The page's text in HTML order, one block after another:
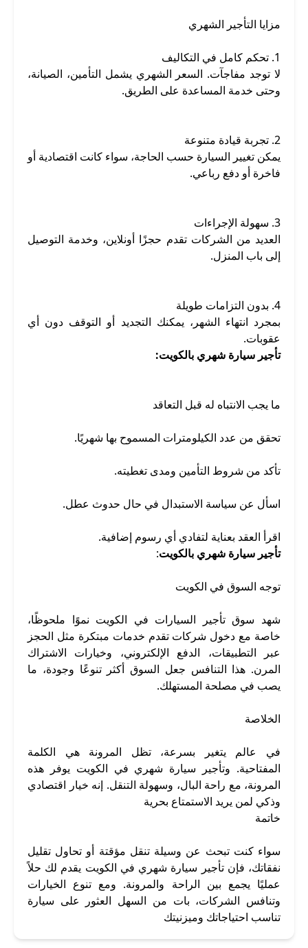
مزايا التأجير الشهري
1. تحكم كامل في التكاليف
لا توجد مفاجآت. السعر الشهري يشمل التأمين، الصيانة،
وحتى خدمة المساعدة على الطريق.
2. تجربة قيادة متنوعة
يمكن تغيير السيارة حسب الحاجة، سواء كانت اقتصادية أو
فاخرة أو دفع رباعي.
3. سهولة الإجراءات
العديد من الشركات تقدم حجزًا أونلاين، وخدمة التوصيل
إلى باب المنزل.
4. بدون التزامات طويلة
بمجرد انتهاء الشهر، يمكنك التجديد أو التوقف دون أي
عقوبات.
تأجير سيارة شهري بالكويت:
ما يجب الانتباه له قبل التعاقد
تحقق من عدد الكيلومترات المسموح بها شهريًا.
تأكد من شروط التأمين ومدى تغطيته.
اسأل عن سياسة الاستبدال في حال حدوث عطل.
اقرأ العقد بعناية لتفادي أي رسوم إضافية.
تأجير سيارة شهري بالكويت:
توجه السوق في الكويت
شهد سوق تأجير السيارات في الكويت نموًا ملحوظًا،
خاصة مع دخول شركات تقدم خدمات مبتكرة مثل الحجز
عبر التطبيقات، الدفع الإلكتروني، وخيارات الاشتراك
المرن. هذا التنافس جعل السوق أكثر تنوعًا وجودة، ما
يصب في مصلحة المستهلك.
الخلاصة
في عالم يتغير بسرعة، تظل المرونة هي الكلمة
المفتاحية. وتأجير سيارة شهري في الكويت يوفر هذه
المرونة، مع راحة البال، وسهولة التنقل. إنه خيار اقتصادي
وذكي لمن يريد الاستمتاع بحرية
خاتمة
سواء كنت تبحث عن وسيلة تنقل مؤقتة أو تحاول تقليل
نفقاتك، فإن تأجير سيارة شهري في الكويت يقدم لك حلاً
عمليًا يجمع بين الراحة والمرونة. ومع تنوع الخيارات
وتنافس الشركات، بات من السهل العثور على سيارة
تناسب احتياجاتك وميزنيتك